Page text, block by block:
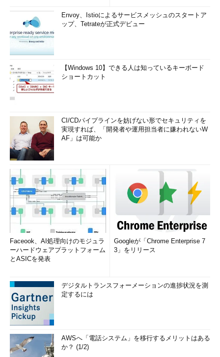
Envoy、Istioによるサービスメッシュのスタートア
ップ、Tetrateが正式デビュー
【Windows 10】できる人は知っているキーボード
ショートカット
CI/CDパイプラインを妨げない形でセキュリティを
実現すれば、「開発者や運用担当者に嫌われないW
AF」は可能か
Faceook、AI処理向けのモジュラ
ーハードウェアプラットフォーム
とASICを発表
Googleが「Chrome Enterprise 7
3」をリリース
デジタルトランスフォーメーションの進捗状況を測
定するには
AWSへ「電話システム」を移行するメリットはある
か？ (1/2)